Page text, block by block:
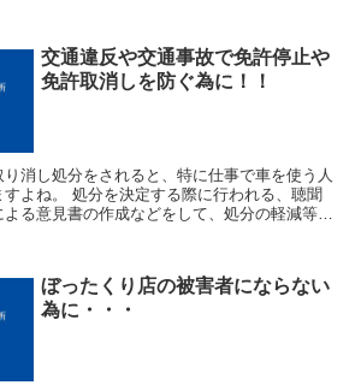
、さらに血
んで、献血をして頂
交通違反や交通事故で免許停止や
免許取消しを防ぐ為に！！
消し処分をされると、特に仕事で車を使う人
際に行われる、聴聞
る意見書の作成などをして、処分の軽減等の
門家にご相談下さい。
ぼったくり店の被害者にならない
為に・・・